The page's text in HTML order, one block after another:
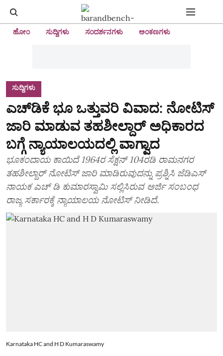
ಹೋಂ ಸುದ್ದಿಗಳು ಸಂದರ್ಶನಗಳು ಅಂಕಣಗಳು
ಸುದ್ದಿಗಳು
ಎಚ್‌ಡಿಕೆ ಭೂ ಒತ್ತುವರಿ ವಿವಾದ: ನೋಟಿಸ್‌
ಜಾರಿ ಮಾಡುವ ತಹಶೀಲ್ದಾರ್‌ ಅಧಿಕಾರದ
ಬಗ್ಗೆ ನ್ಯಾಯಾಲಯದಲ್ಲಿ ವಾಗ್ವಾದ
ಭೂಕಂದಾಯ ಕಾಯಿದೆ 1964ರ ಸೆಕ್ಷನ್‌ 104ರ‌ಡಿ ರಾಮನಗರ
ತಹಶೀಲ್ದಾರ್‌ ನೋಟಿಸ್ ಜಾರಿ ಮಾಡಿರುವುದನ್ನು ಪ್ರಶ್ನಿಸಿ ಜೆಡಿಎಸ್‌
ನಾಯಕ ಎಚ್‌ ಡಿ ಕುಮಾರಸ್ವಾಮಿ ಸಲ್ಲಿಸಿರುವ ಅರ್ಜಿ ಸಂಬಂಧ
ರಾಜ್ಯ ಸರ್ಕಾರಕ್ಕೆ ನ್ಯಾಯಾಲಯ ನೋಟಿಸ್‌ ನೀಡಿದೆ.
Karnataka HC and H D Kumaraswamy